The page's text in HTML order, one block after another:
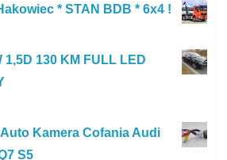
* STAN BDB * 6x4 !
1,5D 130 KM FULL LED
Kamera Cofania Audi
S5